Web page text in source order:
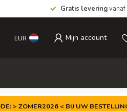
Gratis leveringvanaf
EUR Mijn account
> ZOMER2026 < BIJ UW